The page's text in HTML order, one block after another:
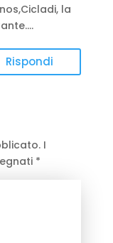
la
Rispondi
I
*